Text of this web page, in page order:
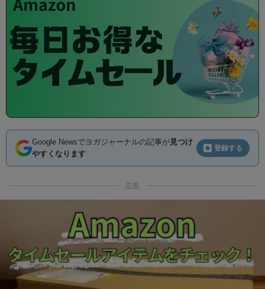
Google Newsでヨガジャーナルの記事が見つけ
やすくなります
登録する
広告